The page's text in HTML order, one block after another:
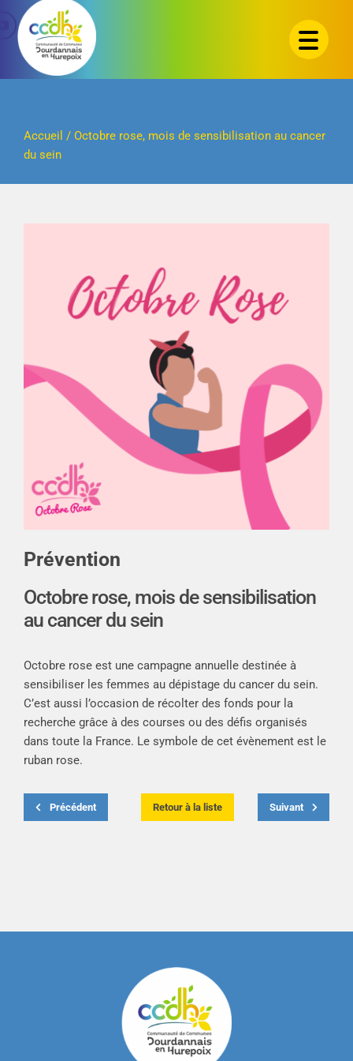
Passer
contenu
Accueil / Octobre rose, mois de sensibilisation au cancer
du sein
Prévention
Octobre rose, mois de sensibilisation
au cancer du sein
Octobre rose est une campagne annuelle destinée à
sensibiliser les femmes au dépistage du cancer du sein.
C’est aussi l’occasion de récolter des fonds pour la
recherche grâce à des courses ou des défis organisés
dans toute la France. Le symbole de cet évènement est le
ruban rose.
Précédent Retour à la liste Suivant